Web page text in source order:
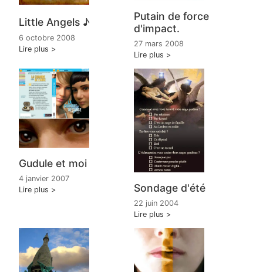
Little Angels ♪
6 octobre 2008
Lire plus
Putain de force
d'impact.
27 mars 2008
Lire plus
Gudule et moi
4 janvier 2007
Lire plus
Sondage d'été
22 juin 2004
Lire plus